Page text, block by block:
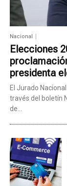
Nacional
Elecciones
presidenta
El Jurado
través del boletín
de...